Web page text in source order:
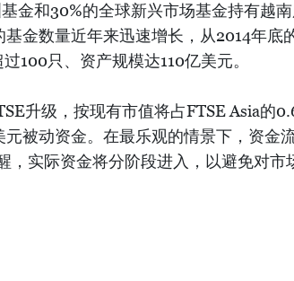
金和30%的全球新兴市场基金持有越
金数量近年来迅速增长，从2014年底
100只、资产规模达110亿美元。
升级，按现有市值将占FTSE Asia的
被动资金。在最乐观的情景下，资金
，实际资金将分阶段进入，以避免对市